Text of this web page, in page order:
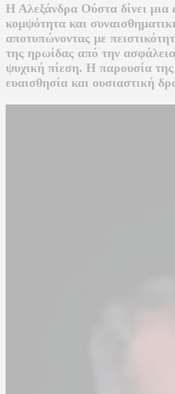
Η Αλεξάνδρα Ούστα δίνει μια
κομψότητα και
αποτυπώνοντας με
της ηρωίδας από την
ψυχική πίεση. Η παρουσία
ευαισθησία και ουσιαστική